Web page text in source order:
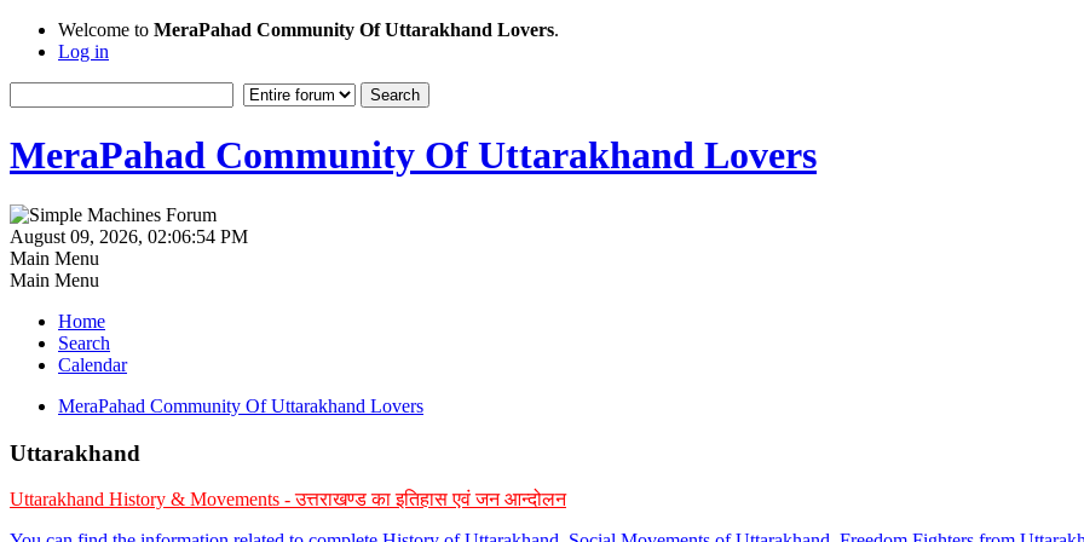
Welcome to MeraPahad Community Of Uttarakhand Lovers.
Log in
MeraPahad Community Of Uttarakhand Lovers
August 09, 2026, 02:06:54 PM
Main Menu
Main Menu
Home
Search
Calendar
MeraPahad Community Of Uttarakhand Lovers
Uttarakhand
Uttarakhand History & Movements - उत्तराखण्ड का इतिहास एवं जन आन्दोलन